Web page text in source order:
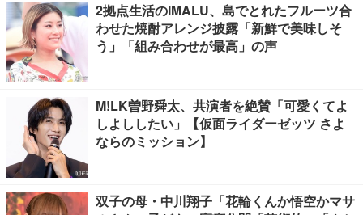
2拠点生活のIMALU、島でとれたフルーツ合
わせた焼酎アレンジ披露「新鮮で美味しそ
う」「組み合わせが最高」の声
M!LK曽野舜太、共演者を絶賛「可愛くてよ
しよししたい」【仮面ライダーゼッツ さよ
ならのミッション】
双子の母・中川翔子「花輪くんか悟空かマサ